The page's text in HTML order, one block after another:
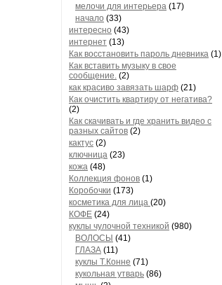
мелочи для интерьера (17)
начало (33)
интересно (43)
интернет (13)
Как восстановить пароль дневника (1)
Как вставить музыку в свое
сообщение. (2)
как красиво завязать шарф (21)
Как очистить квартиру от негатива?
(2)
Как скачивать и где хранить видео с
разных сайтов (2)
кактус (2)
ключница (23)
кожа (48)
Коллекция фонов (1)
Коробочки (173)
косметика для лица (20)
КОФЕ (24)
куклы чулочной техникой (980)
ВОЛОСЫ (41)
ГЛАЗА (11)
куклы Т.Конне (71)
кукольная утварь (86)